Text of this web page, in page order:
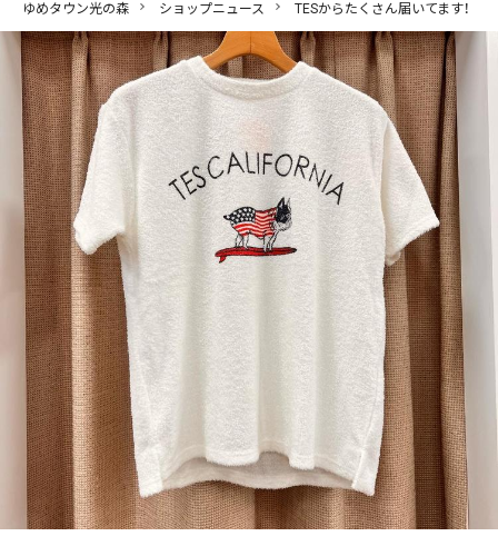
ゆめタウン光の森 ショップニュース TESからたくさん届いてます！